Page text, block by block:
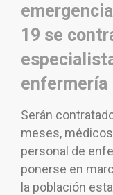
19 se
enfermería
Serán
meses,
personal de
ponerse en
la población